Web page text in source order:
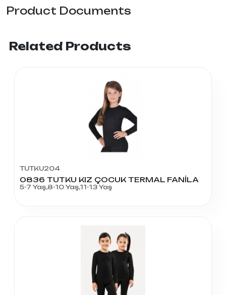
Product Documents
Related Products
TUTKU204
0836 TUTKU KIZ ÇOCUK TERMAL FANİLA
5-7 Yaş,8-10 Yaş,11-13 Yaş